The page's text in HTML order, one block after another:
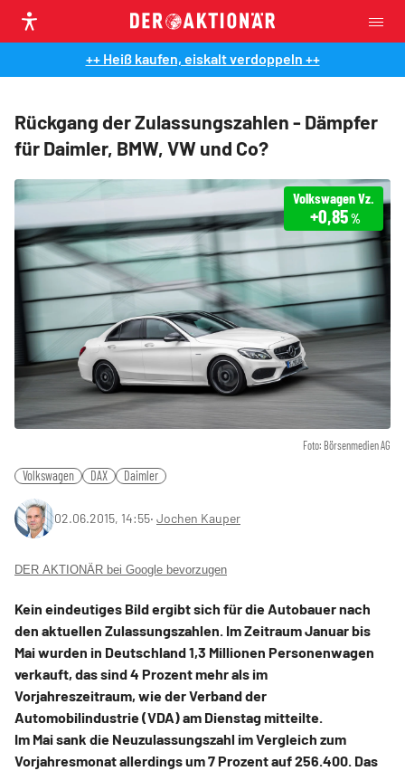
++ Heiß kaufen, eiskalt verdoppeln ++
Rückgang der Zulassungszahlen - Dämpfer
für Daimler, BMW, VW und Co?
Foto: Börsenmedien AG
Volkswagen Vz.
+0,85%
Volkswagen DAX Daimler
02.06.2015, 14:55‧ Jochen Kauper
DER AKTIONÄR bei Google bevorzugen
Kein eindeutiges Bild ergibt sich für die Autobauer nach
den aktuellen Zulassungszahlen. Im Zeitraum Januar bis
Mai wurden in Deutschland 1,3 Millionen Personenwagen
verkauft, das sind 4 Prozent mehr als im
Vorjahreszeitraum, wie der Verband der
Automobilindustrie (VDA) am Dienstag mitteilte.
Im Mai sank die Neuzulassungszahl im Vergleich zum
Vorjahresmonat allerdings um 7 Prozent auf 256.400. Das